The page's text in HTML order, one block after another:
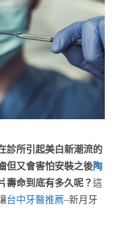
診所引起美白新潮流的
但又會害怕安裝之後陶
壽命到底有多久呢？這
台中牙醫推薦–新月牙